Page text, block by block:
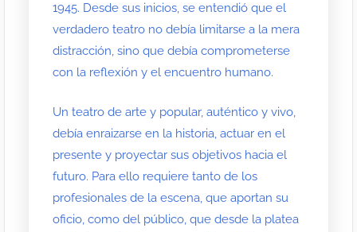
1945. Desde sus inicios, se entendió que el
verdadero teatro no debía limitarse a la mera
distracción, sino que debía comprometerse
con la reflexión y el encuentro humano.
Un teatro de arte y popular, auténtico y vivo,
debía enraizarse en la historia, actuar en el
presente y proyectar sus objetivos hacia el
futuro. Para ello requiere tanto de los
profesionales de la escena, que aportan su
oficio, como del público, que desde la platea